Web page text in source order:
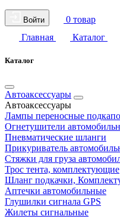
Войти
0 товар
Главная
Каталог
Каталог
Автоаксессуары
Автоаксессуары
Лампы переносные
Огнетушители
Пневматические шланги
Прикуриватель
Стяжки для груза
Трос тента, комплектующие
Шланг подкачки,
Аптечки автомобильные
Глушилки сигнала GPS
Жилеты сигнальные